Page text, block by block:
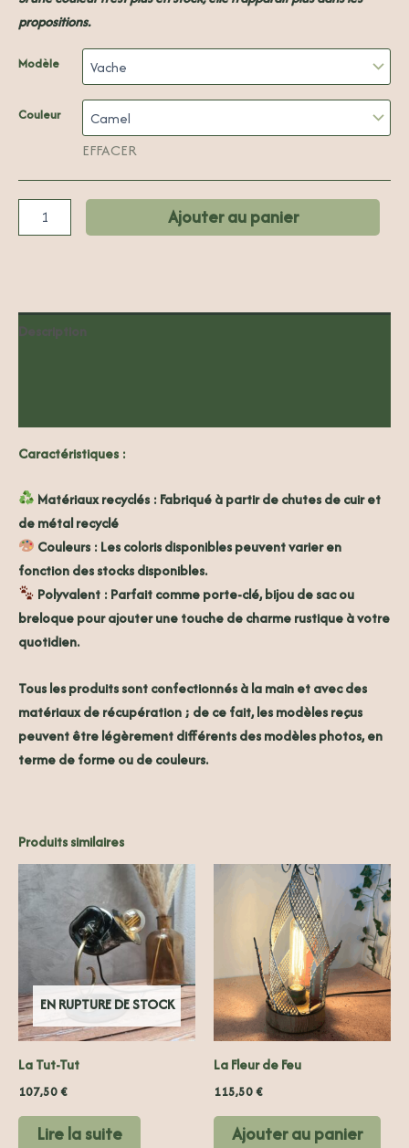
propositions.
Modèle
Couleur
EFFACER
Ajouter au panier
Description
Caractéristiques :
Matériaux recyclés : Fabriqué à partir de chutes de cuir et
de métal recyclé
Couleurs : Les coloris disponibles peuvent varier en
fonction des stocks disponibles.
Polyvalent : Parfait comme porte-clé, bijou de sac ou
breloque pour ajouter une touche de charme rustique à votre
quotidien.
Tous les produits sont confectionnés à la main et avec des
matériaux de récupération ; de ce fait, les modèles reçus
peuvent être légèrement différents des modèles photos, en
terme de forme ou de couleurs.
Produits similaires
EN RUPTURE DE STOCK
La Tut-Tut
107,50€
Lire la suite
La Fleur de Feu
115,50€
Ajouter au panier